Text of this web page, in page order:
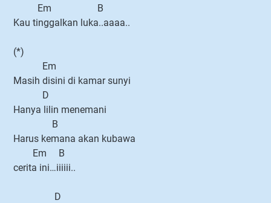
Em B
Kau tinggalkan luka..aaaa..
(*)
Em
Masih disini di kamar sunyi
D
Hanya lilin menemani
B
Harus kemana akan kubawa
Em B
cerita ini…iiiiii..
D